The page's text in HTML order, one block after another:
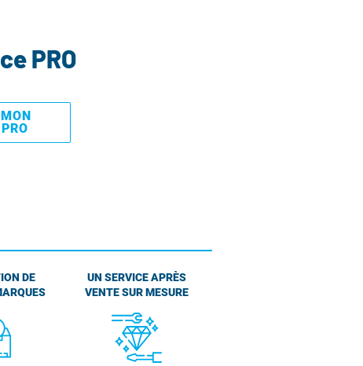
PRO
DE
UN SERVICE APRÈS
VENTE SUR MESURE